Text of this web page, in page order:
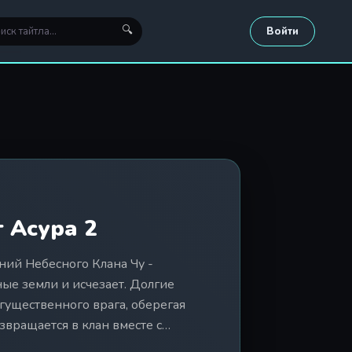
🔍 Войти
Асура 2
Небесного Клана Чу -
земли и исчезает. Долгие
врага, оберегая
в клан вместе с